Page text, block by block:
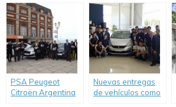
PSA Peugeot
Citroën Argentina
Nuevas entregas
de vehículos como